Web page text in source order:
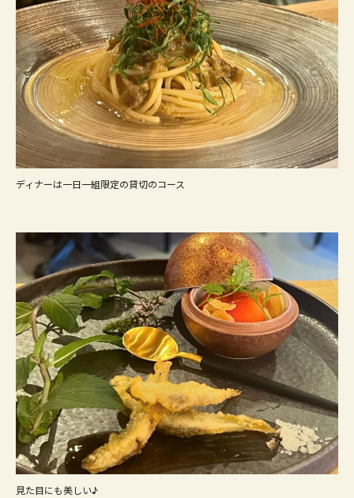
ディナーは一日一組限定の貸切のコース
見た目にも美しい♪